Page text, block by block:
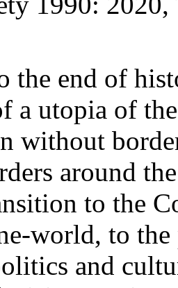
the end of
a utopia of
without
around
to the
world, to the
and